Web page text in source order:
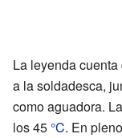
La leyenda
a la soldadesca,
como aguadora.
los 45 °C. En